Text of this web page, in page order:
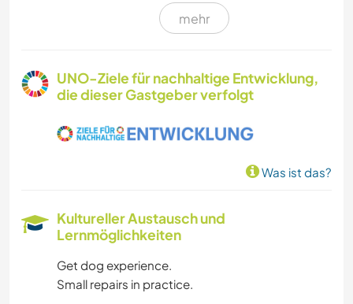
TISCHLERARBEITEN
RADFAHREN
NATUR
mehr
UNO-Ziele für nachhaltige Entwicklung,
die dieser Gastgeber verfolgt
Was ist das?
Kultureller Austausch und
Lernmöglichkeiten
Get dog experience.
Small repairs in practice.